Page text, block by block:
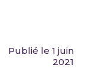
Publié le 1 juin
2021